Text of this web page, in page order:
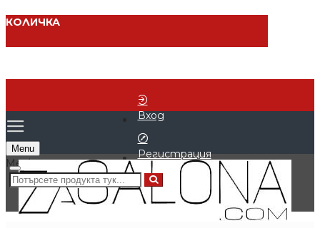
КОЛИЧКА
Вход
Регистрация
Menu